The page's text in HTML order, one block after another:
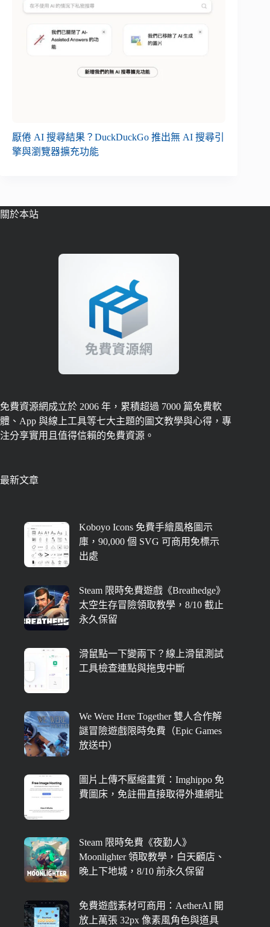
厭倦 AI 搜尋結果？DuckDuckGo 推出無 AI 搜尋引
擎與瀏覽器擴充功能
關於本站
免費資源網成立於 2006 年，累積超過 7000 篇免費軟
體、App 與線上工具等七大主題的圖文教學與心得，專
注分享實用且值得信賴的免費資源。
最新文章
Koboyo Icons 免費手繪風格圖示
庫，90,000 個 SVG 可商用免標示
出處
Steam 限時免費遊戲《Breathedge》
太空生存冒險領取教學，8/10 截止
永久保留
滑鼠點一下變兩下？線上滑鼠測試
工具檢查連點與拖曳中斷
We Were Here Together 雙人合作解
謎冒險遊戲限時免費（Epic Games
放送中）
圖片上傳不壓縮畫質：Imghippo 免
費圖床，免註冊直接取得外連網址
Steam 限時免費《夜勤人》
Moonlighter 領取教學，白天顧店、
晚上下地城，8/10 前永久保留
免費遊戲素材可商用：AetherAI 開
放上萬張 32px 像素風角色與道具